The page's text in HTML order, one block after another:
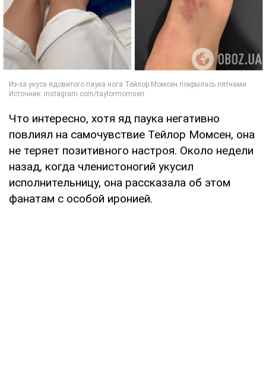
Что интересно, хотя яд паука негативно
повлиял на самочувствие Тейлор Момсен, она
не теряет позитивного настроя. Около недели
назад, когда членистоногий укусил
исполнительницу, она рассказала об этом
фанатам с особой иронией.